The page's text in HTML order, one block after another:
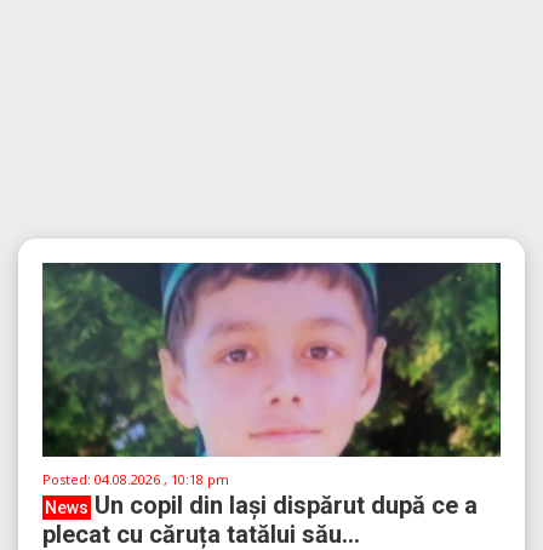
Posted: 04.08.2026 , 10:18 pm
News Un copil din Iași dispărut după ce a
plecat cu căruța tatălui său...